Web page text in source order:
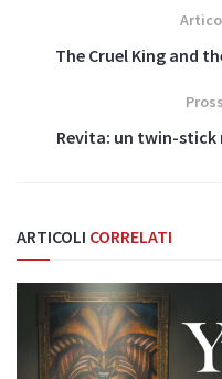
The Cruel King and
Revita: un twin-
ARTICOLI CORRELATI